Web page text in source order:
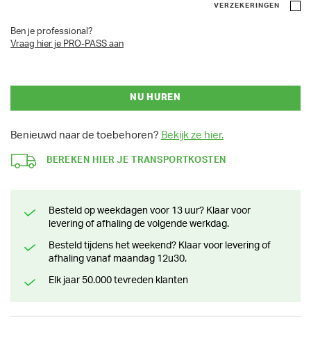
VERZEKERINGEN
Ben je professional?
Vraag hier je PRO-PASS aan
NU HUREN
Benieuwd naar de toebehoren? Bekijk ze hier.
BEREKEN HIER JE TRANSPORTKOSTEN
Besteld op weekdagen voor 13 uur? Klaar voor
levering of afhaling de volgende werkdag.
Besteld tijdens het weekend? Klaar voor levering of
afhaling vanaf maandag 12u30.
Elk jaar 50.000 tevreden klanten